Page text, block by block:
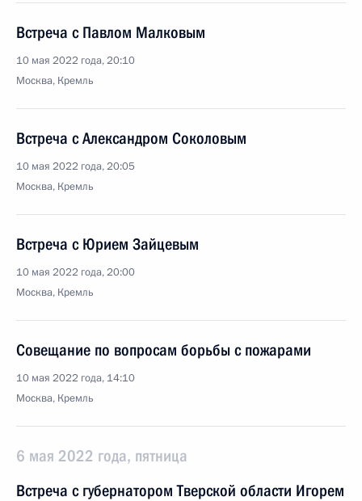
Встреча с Павлом Малковым
10 мая 2022 года, 20:10
Москва, Кремль
Встреча с Александром Соколовым
10 мая 2022 года, 20:05
Москва, Кремль
Встреча с Юрием Зайцевым
10 мая 2022 года, 20:00
Москва, Кремль
Совещание по вопросам борьбы с пожарами
10 мая 2022 года, 14:10
Москва, Кремль
6 мая 2022 года, пятница
Встреча с губернатором Тверской области Игорем